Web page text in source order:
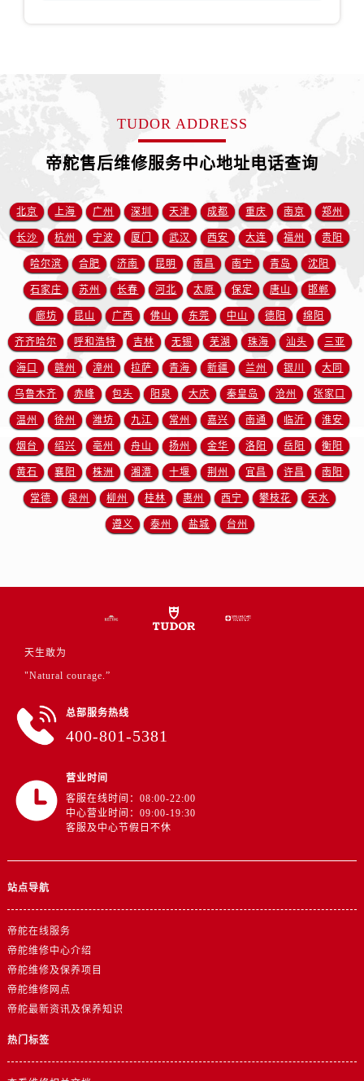
福建省宁德市蕉城区天湖东路帝舵售后服务中心（需提前预约）
福建省莆田市城厢区霞林街道荔华东大道帝舵售后服务中心（需提前预约）
福建省三明市三元区东乾二路帝舵售后服务中心（需提前预约）
福建省漳州市龙文区步港路帝舵售后服务中心（需提前预约）
江苏省常州市新北区龙锦路1590号现代传媒中心5号楼10层1008室帝舵售后服务中心（需提前预约）
江苏省淮安市清江浦区淮海北路帝舵售后服务中心（需提前预约）
江苏省连云港市海州区通灌北路帝舵售后服务中心（需提前预约）
江苏省南京市秦淮区中山南路1号南京中心22层22-C1-C3室帝舵售后服务中心（需提前预约）
江苏省宿迁市宿城区西湖路帝舵售后服务中心（需提前预约）
江苏省泰州市海陵区永定东路399号置地商务中心东塔（华润万象城）17层1706室帝舵售后服务中心（需提前预约）
江苏省徐州市鼓楼区淮海东路29号苏宁广场IFC国际金融中心35层3508室帝舵售后服务中心（需提前预约）
江苏省盐城市盐都区世纪大道5号盐城金融城写字楼1号楼16层1604室帝舵售后服务中心（需提前预约）
江苏省扬州市邗江区国展路29号星耀天地写字楼1号楼18层1803室帝舵售后服务中心（需提前预约）
江西省吉安市吉州区井冈山大道帝舵售后服务中心（需提前预约）
山东省济宁市任城区太白楼路帝舵售后服务中心（需提前预约）
上海市黄浦区南京东路299号宏伊国际广场写字楼8层806室帝舵售后服务中心（需提前预约）
TUDOR ADDRESS
帝舵售后维修服务中心地址电话查询
北京 上海 广州 深圳 天津 成都 重庆 南京 郑州
长沙 杭州 宁波 厦门 武汉 西安 大连 福州 贵阳
哈尔滨 合肥 济南 昆明 南昌 南宁 青岛 沈阳
石家庄 苏州 长春 河北 太原 保定 唐山 邯郸
廊坊 昆山 广西 佛山 东莞 中山 德阳 绵阳
齐齐哈尔 呼和浩特 吉林 无锡 芜湖 珠海 汕头 三亚
海口 赣州 漳州 拉萨 青海 新疆 兰州 银川 大同
乌鲁木齐 赤峰 包头 阳泉 大庆 秦皇岛 沧州 张家口
温州 徐州 潍坊 九江 常州 嘉兴 南通 临沂 淮安
烟台 绍兴 亳州 舟山 扬州 金华 洛阳 岳阳 衡阳
黄石 襄阳 株洲 湘潭 十堰 荆州 宜昌 许昌 南阳
常德 泉州 柳州 桂林 惠州 西宁 攀枝花 天水
遵义 泰州 盐城 台州
天生敢为
"Natural courage.”
总部服务热线
400-801-5381
营业时间
客服在线时间：08:00-22:00
中心营业时间：09:00-19:30
客服及中心节假日不休
站点导航
帝舵在线服务
帝舵维修中心介绍
帝舵维修及保养项目
帝舵维修网点
帝舵最新资讯及保养知识
热门标签